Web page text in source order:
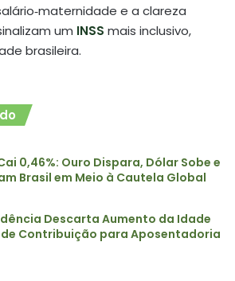
e a clareza
um INSS mais inclusivo,
brasileira.
0,46%: Ouro Dispara, Dólar Sobe e
Brasil em Meio à Cautela Global
Descarta Aumento da Idade
de Contribuição para Aposentadoria